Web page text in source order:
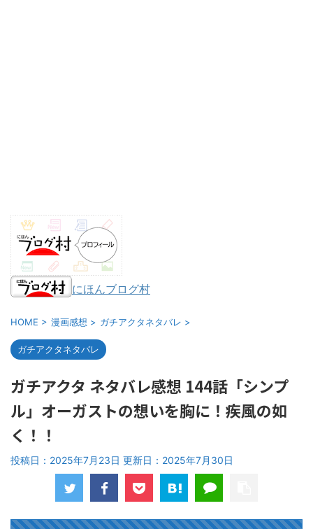
にほんブログ村
HOME > 漫画感想 > ガチアクタネタバレ >
ガチアクタネタバレ
ガチアクタ ネタバレ感想 144話「シンプ
ル」オーガストの想いを胸に！疾風の如
く！！
投稿日：2025年7月23日 更新日： 2025年7月30日